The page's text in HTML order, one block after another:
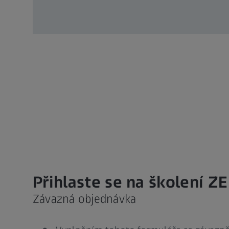
Přihlaste se na školení
Závazná objednávka